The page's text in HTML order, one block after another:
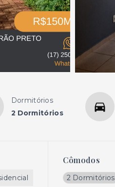
Dormitórios
2 Dormitórios
Cômodos
2 Dormitórios